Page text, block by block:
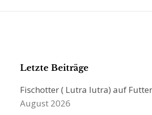
Letzte Beiträge
Fischotter ( Lutra lutra) auf
August 2026